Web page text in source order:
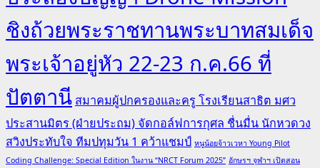
ชิงถ้วยพระราชทานพระบาทสมเด็จ
พระเจ้าอยู่หัว 22-23 ก.ค.66 ที่
ปัตตานี สมาคมผู้ปกครองและครู โรงเรียนสาธิต มศว
ประสานมิตร (ฝ่ายประถม) จัดกอล์ฟการกุศล ชื่นมื่น นักหวดวง
สวิงประทับใจ ทีมปทุมวัน 1 คว้าแชมป์ หนูน้อยจ้าวเวหา Young Pilot
Coding Challenge: Special Edition ในงาน “NRCT Forum 2025” อักษรฯ จุฬาฯ เปิดสอน